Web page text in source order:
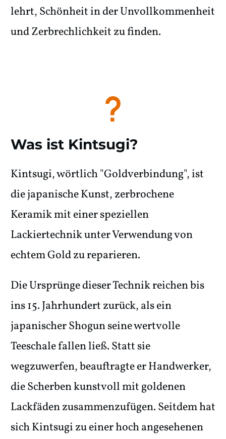
lehrt, Schönheit in der Unvollkommenheit
und Zerbrechlichkeit zu finden.
Was ist Kintsugi?
Kintsugi, wörtlich "Goldverbindung", ist
die japanische Kunst, zerbrochene
Keramik mit einer speziellen
Lackiertechnik unter Verwendung von
echtem Gold zu reparieren.
Die Ursprünge dieser Technik reichen bis
ins 15. Jahrhundert zurück, als ein
japanischer Shogun seine wertvolle
Teeschale fallen ließ. Statt sie
wegzuwerfen, beauftragte er Handwerker,
die Scherben kunstvoll mit goldenen
Lackfäden zusammenzufügen. Seitdem hat
sich Kintsugi zu einer hoch angesehenen